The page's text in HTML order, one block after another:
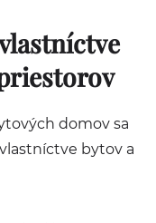
domov sa
vlastníctve bytov a